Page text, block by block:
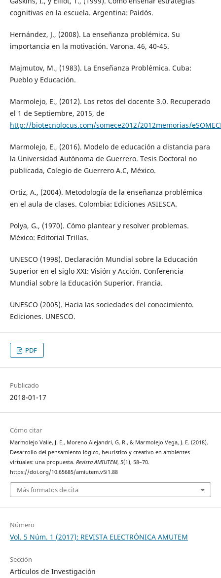
cognitivas en la escuela. Argentina: Paidós.
Hernández, J., (2008). La enseñanza problémica. Su
importancia en la motivación. Varona. 46, 40-45.
Majmutov, M., (1983). La Enseñanza Problémica. Cuba:
Pueblo y Educación.
Marmolejo, E., (2012). Los retos del docente 3.0. Recuperado
el 1 de Septiembre, 2015, de
http://biotecnolocus.com/somece2012/2012memorias/
Marmolejo, E., (2016). Modelo de educación a distancia para
la Universidad Autónoma de Guerrero. Tesis Doctoral no
publicada, Colegio de Guerrero A.C, México.
Ortiz, A., (2004). Metodología de la enseñanza problémica
en el aula de clases. Colombia: Ediciones ASIESCA.
Polya, G., (1970). Cómo plantear y resolver problemas.
México: Editorial Trillas.
UNESCO (1998). Declaración Mundial sobre la Educación
Superior en el siglo XXI: Visión y Acción. Conferencia
Mundial sobre la Educación Superior. Francia.
UNESCO (2005). Hacia las sociedades del conocimiento.
Ediciones. UNESCO.
PDF
Publicado
2018-01-17
Cómo citar
Marmolejo Valle, J. E., Moreno Alejandri, G. R., & Marmolejo Vega, J. E. (2018).
Desarrollo del pensamiento lógico, heurístico y creativo en ambientes
virtuales: una propuesta. Revista AMIUTEM, 5(1), 58–70.
https://doi.org/10.65685/amiutem.v5i1.88
Más formatos de cita
Número
Vol. 5 Núm. 1 (2017): REVISTA ELECTRÓNICA AMUTEM
Sección
Artículos de Investigación